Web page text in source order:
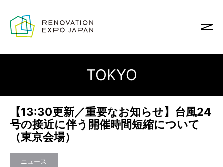
TOKYO
【13:30更新／重要なお知らせ】台風24
号の接近に伴う開催時間短縮について
（東京会場）
ニュース